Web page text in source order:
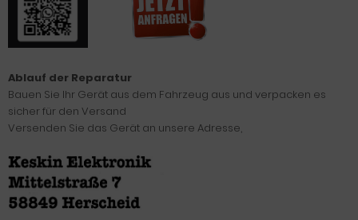
Ablauf der Reparatur
Bauen Sie Ihr Gerät aus dem Fahrzeug aus und verpacken es
sicher für den Versand
Versenden Sie das Gerät an unsere Adresse,